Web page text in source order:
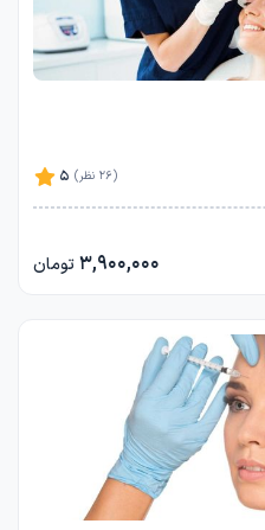
5
(26 نظر)
3,900,000تومان